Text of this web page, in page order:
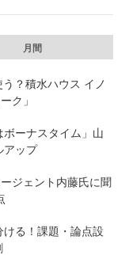
月間
？積水ハウス イノ
ク」
ボーナスタイム」山
アップ
ジェント内藤氏に聞
ける！課題・論点設